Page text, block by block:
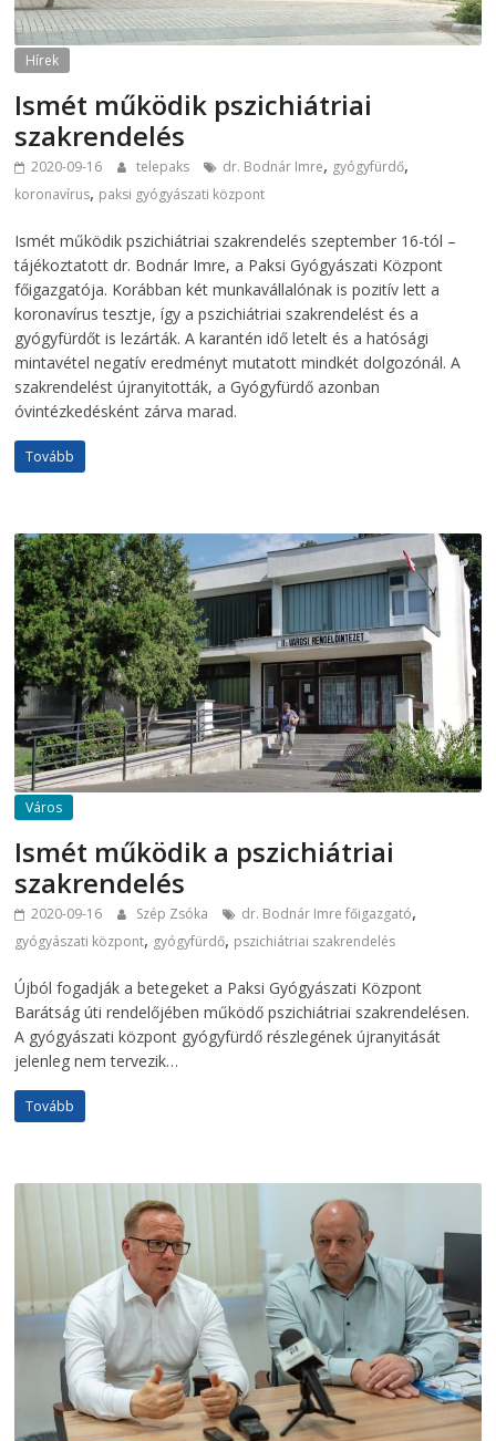
Hírek
Ismét működik pszichiátriai
szakrendelés
2020-09-16 telepaks dr. Bodnár Imre, gyógyfürdő,
koronavírus, paksi gyógyászati központ
Ismét működik pszichiátriai szakrendelés szeptember 16-tól –
tájékoztatott dr. Bodnár Imre, a Paksi Gyógyászati Központ
főigazgatója. Korábban két munkavállalónak is pozitív lett a
koronavírus tesztje, így a pszichiátriai szakrendelést és a
gyógyfürdőt is lezárták. A karantén idő letelt és a hatósági
mintavétel negatív eredményt mutatott mindkét dolgozónál. A
szakrendelést újranyitották, a Gyógyfürdő azonban
óvintézkedésként zárva marad.
Tovább
Város
Ismét működik a pszichiátriai
szakrendelés
2020-09-16 Szép Zsóka dr. Bodnár Imre főigazgató,
gyógyászati központ, gyógyfürdő, pszichiátriai szakrendelés
Újból fogadják a betegeket a Paksi Gyógyászati Központ
Barátság úti rendelőjében működő pszichiátriai szakrendelésen.
A gyógyászati központ gyógyfürdő részlegének újranyitását
jelenleg nem tervezik…
Tovább